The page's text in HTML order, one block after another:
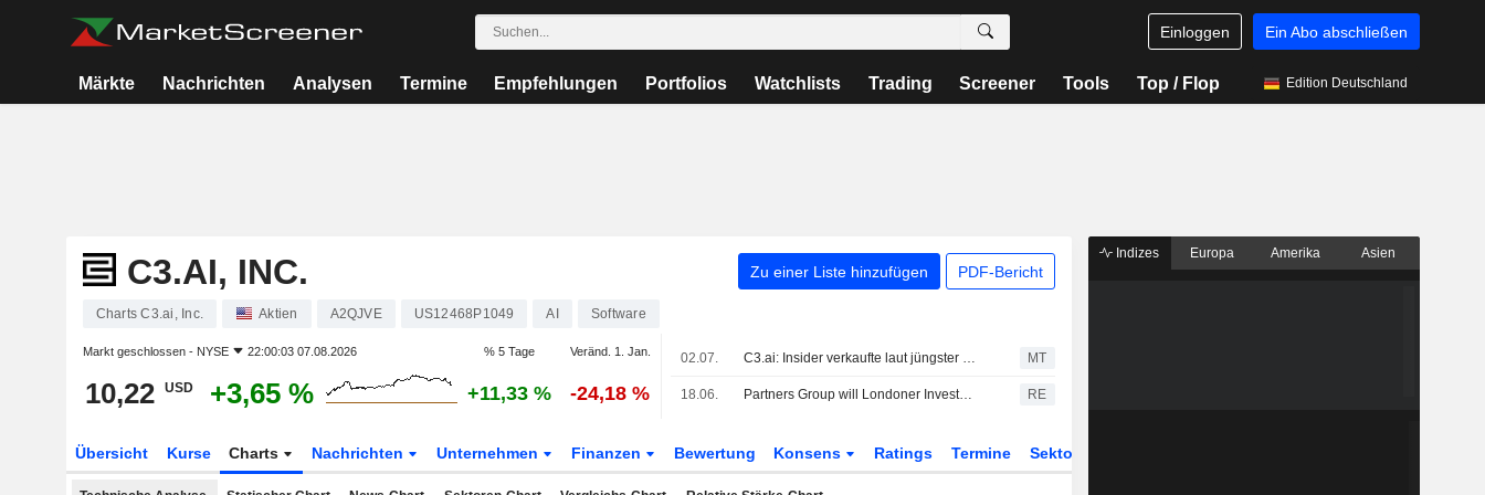
Einloggen Ein Abo abschließen
Märkte Nachrichten Analysen Termine Empfehlungen Portfolios Watchlists Trading Screener Tools Top / Flop Edition Deutschland
C3.AI, INC. Zu einer Liste hinzufügen PDF-Bericht
Charts C3.ai, Inc. Aktien A2QJVE US12468P1049 AI Software
Markt geschlossen - NYSE 22:00:03 07.08.2026 % 5 Tage Veränd. 1. Jan.
10,22 USD +3,65 % +11,33 % -24,18 %
02.07. C3.ai: Insider verkaufte laut jüngster SEC-Meldung Aktien im Wert von 426.389 USD MT
18.06. Partners Group will Londoner Investmenttrust aufspalten, da mehr Kunden den Ausstieg suchen RE
Übersicht Kurse Charts Nachrichten Unternehmen Finanzen Bewertung Konsens Ratings Termine Sektor
Indizes Europa Amerika Asien